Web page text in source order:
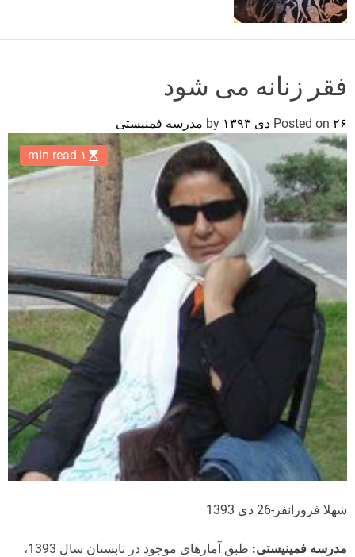
e
فقر زنانه می شود
Posted on ۲۶ دی ۱۳۹۳ مدرسه فمنیستی
۱ min read
شهلا فروزانفر-26 دی 1393
مدرسه فمینیستی:
طبق آمارهای موجود در تابستان سال 1393،